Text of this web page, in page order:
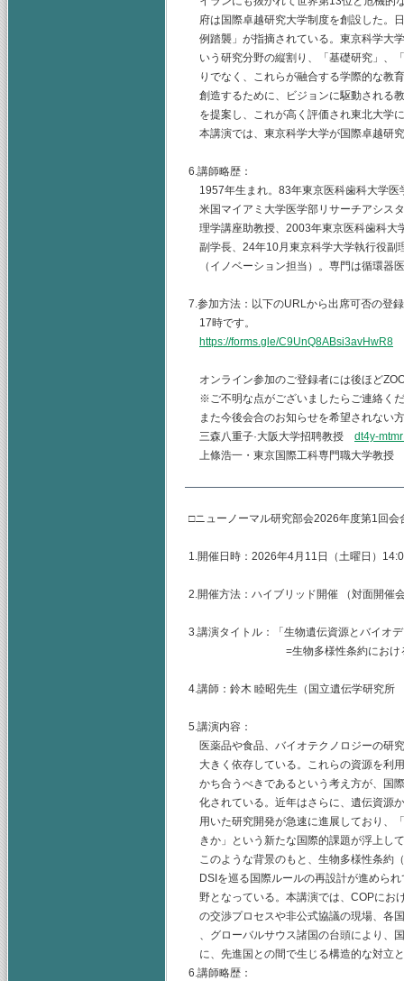
府は国際卓越研究大学制度を創設した。
例踏襲」が指摘されている。東京科学大
いう研究分野の縦割り、「基礎研究」、
りでなく、これらが融合する学際的な教
創造するために、ビジョンに駆動される
を提案し、これが高く評価され東北大学
本講演では、東京科学大学が国際卓越研
6.講師略歴：
1957年生まれ。83年東京医科歯科大学医
米国マイアミ大学医学部リサーチアシス
理学講座助教授、2003年東京医科歯科大
副学長、24年10月東京科学大学執行役副
（イノベーション担当）。専門は循環器
7.参加方法：以下のURLから出席可否の登
17時です。
https://forms.gle/C9UnQ8ABsi3avHwR8
オンライン参加のご登録者には後ほど
※ご不明な点がございましたらご連絡く
また今後会合のお知らせを希望されない
三森八重子·大阪大学招聘教授 dt4y-
上條浩一・東京国際工科専門職大学教授
□ニューノーマル研究部会2026年度第1回
1.開催日時：2026年4月11日（土曜日）
2.開催方法：ハイブリッド開催 （対面開催
3.講演タイトル：「生物遺伝資源とバイオ
=生物多様性条約における国際
4.講師：鈴木 睦昭先生（国立遺伝学研究
5.講演内容：
医薬品や食品、バイオテクノロジーの研
大きく依存している。これらの資源を利
かち合うべきであるという考え方が、国
化されている。近年はさらに、遺伝資源
用いた研究開発が急速に進展しており、
きか」という新たな国際的課題が浮上し
このような背景のもと、生物多様性条約
DSIを巡る国際ルールの再設計が進めら
野となっている。本講演では、COPにお
の交渉プロセスや非公式協議の現場、各
、グローバルサウス諸国の台頭により、
に、先進国との間で生じる構造的な対立
6.講師略歴：